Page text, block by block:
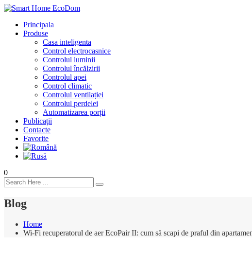
Principala
Produse
Casa inteligenta
Control electrocasnice
Controlul luminii
Controlul încălzirii
Controlul apei
Control climatic
Controlul ventilației
Сontrolul perdelei
Automatizarea porții
Publicații
Contacte
Favorite
0
Blog
Home
Wi-Fi recuperatorul de aer EcoPair II: cum să scapi de praful din